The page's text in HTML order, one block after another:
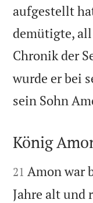
aufgestellt
demütigte,
Chronik der
wurde er bei
sein Sohn

König

21 Amon war
Jahre alt und